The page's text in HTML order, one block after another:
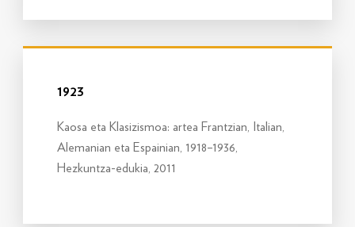
1923
Kaosa eta Klasizismoa: artea Frantzian, Italian,
Alemanian eta Espainian, 1918–1936,
Hezkuntza-edukia, 2011